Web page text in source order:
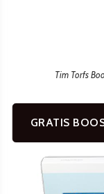
Tim Torfs
GRATIS